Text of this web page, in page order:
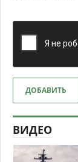
ДОБАВИТЬ
ВИДЕО